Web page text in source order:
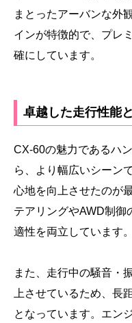
まとったアーバンな外
インが特徴的で、プレ
確にしています。
卓越した走行性能
CX-60の魅力であるハ
ら、より幅広いシーン
心地を向上させたのが
テアリングやAWD制御
適性を両立しています。
また、走行中の騒音・
上させているため、長
となっています。エン